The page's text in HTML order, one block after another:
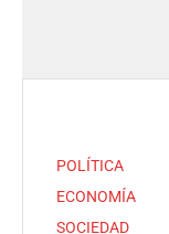
POLÍTICA
ECONOMÍA
SOCIEDAD